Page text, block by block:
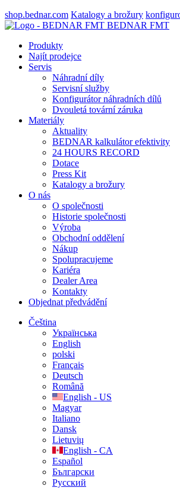
shop.bednar.com Katalogy a brožury
BEDNAR FMT
Produkty
Najít prodejce
Servis
Náhradní díly
Servisní služby
Konfigurátor náhradních dílů
Dvouletá tovární záruka
Materiály
Aktuality
BEDNAR kalkulátor efektivity
24 HOURS RECORD
Dotace
Press Kit
Katalogy a brožury
O nás
O společnosti
Historie společnosti
Výroba
Obchodní oddělení
Nákup
Spolupracujeme
Kariéra
Dealer Area
Kontakty
Objednat předvádění
Čeština
Українська
English
polski
Français
Deutsch
Română
English - US
Magyar
Italiano
Dansk
Lietuvių
English - CA
Español
Български
Русский